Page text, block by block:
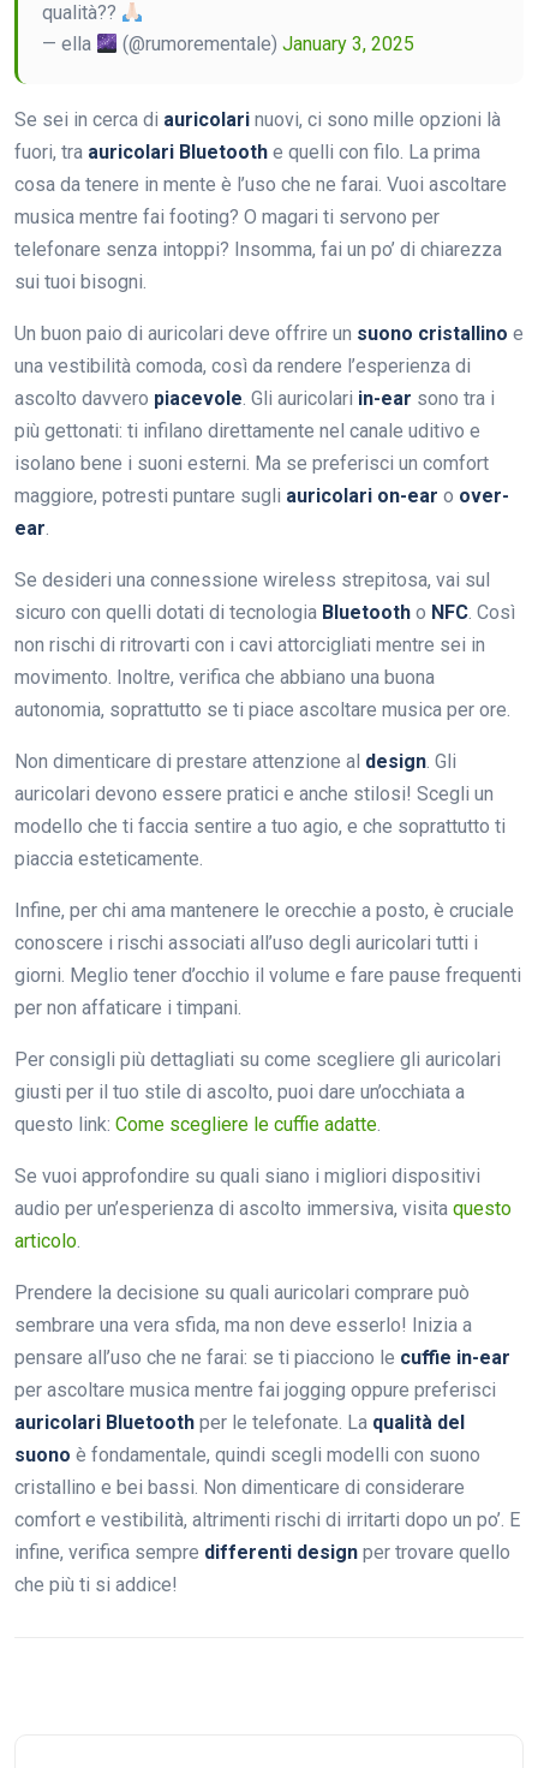
qualità??
— ella
(@rumorementale)January 3, 2025
Se sei in cerca di auricolari nuovi, ci sono mille opzioni là
fuori, tra auricolari Bluetooth e quelli con filo. La prima
cosa da tenere in mente è l’uso che ne farai. Vuoi ascoltare
musica mentre fai footing? O magari ti servono per
telefonare senza intoppi? Insomma, fai un po’ di chiarezza
sui tuoi bisogni.
Un buon paio di auricolari deve offrire un suono cristallino e
una vestibilità comoda, così da rendere l’esperienza di
ascolto davvero piacevole. Gli auricolari in-ear sono tra i
più gettonati: ti infilano direttamente nel canale uditivo e
isolano bene i suoni esterni. Ma se preferisci un comfort
maggiore, potresti puntare sugli auricolari on-ear o over-
ear.
Se desideri una connessione wireless strepitosa, vai sul
sicuro con quelli dotati di tecnologia Bluetooth o NFC. Così
non rischi di ritrovarti con i cavi attorcigliati mentre sei in
movimento. Inoltre, verifica che abbiano una buona
autonomia, soprattutto se ti piace ascoltare musica per ore.
Non dimenticare di prestare attenzione al design. Gli
auricolari devono essere pratici e anche stilosi! Scegli un
modello che ti faccia sentire a tuo agio, e che soprattutto ti
piaccia esteticamente.
Infine, per chi ama mantenere le orecchie a posto, è cruciale
conoscere i rischi associati all’uso degli auricolari tutti i
giorni. Meglio tener d’occhio il volume e fare pause frequenti
per non affaticare i timpani.
Per consigli più dettagliati su come scegliere gli auricolari
giusti per il tuo stile di ascolto, puoi dare un’occhiata a
questo link: Come scegliere le cuffie adatte.
Se vuoi approfondire su quali siano i migliori dispositivi
audio per un’esperienza di ascolto immersiva, visita questo
articolo.
Prendere la decisione su quali auricolari comprare può
sembrare una vera sfida, ma non deve esserlo! Inizia a
pensare all’uso che ne farai: se ti piacciono le cuffie in-ear
per ascoltare musica mentre fai jogging oppure preferisci
auricolari Bluetooth per le telefonate. La qualità del
suono è fondamentale, quindi scegli modelli con suono
cristallino e bei bassi. Non dimenticare di considerare
comfort e vestibilità, altrimenti rischi di irritarti dopo un po’. E
infine, verifica sempre differenti design per trovare quello
che più ti si addice!